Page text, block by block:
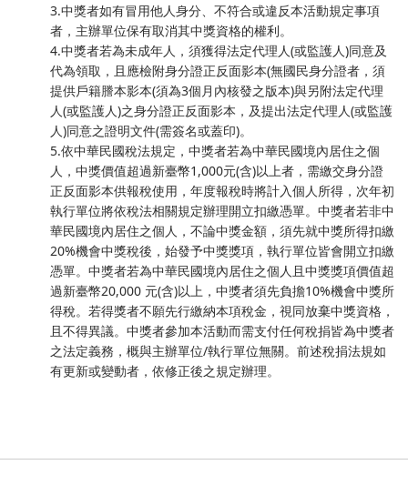
3.中獎者如有冒用他人身分、不符合或違反本活動規定事項
者，主辦單位保有取消其中獎資格的權利。
4.中獎者若為未成年人，須獲得法定代理人(或監護人)同意及
代為領取，且應檢附身分證正反面影本(無國民身分證者，須
提供戶籍謄本影本(須為3個月內核發之版本)與另附法定代理
人(或監護人)之身分證正反面影本，及提出法定代理人(或監護
人)同意之證明文件(需簽名或蓋印)。
5.依中華民國稅法規定，中獎者若為中華民國境內居住之個
人，中獎價值超過新臺幣1,000元(含)以上者，需繳交身分證
正反面影本供報稅使用，年度報稅時將計入個人所得，次年初
執行單位將依稅法相關規定辦理開立扣繳憑單。中獎者若非中
華民國境內居住之個人，不論中獎金額，須先就中獎所得扣繳
20%機會中獎稅後，始發予中獎獎項，執行單位皆會開立扣繳
憑單。中獎者若為中華民國境內居住之個人且中獎獎項價值超
過新臺幣20,000 元(含)以上，中獎者須先負擔10%機會中獎所
得稅。若得獎者不願先行繳納本項稅金，視同放棄中獎資格，
且不得異議。中獎者參加本活動而需支付任何稅捐皆為中獎者
之法定義務，概與主辦單位/執行單位無關。前述稅捐法規如
有更新或變動者，依修正後之規定辦理。